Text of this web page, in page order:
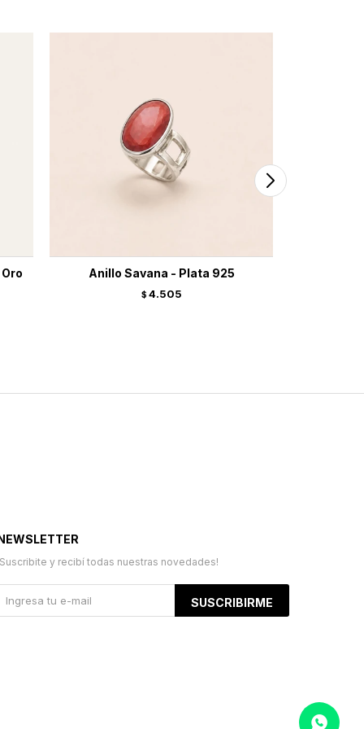
Anillo Savana - Plata 925
$ 4.505
y recibí todas nuestras novedades!
SUSCRIBIRME